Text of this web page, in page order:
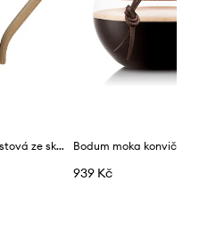
Stelton moka konvička pístová ze skla 1 l
939 Kč